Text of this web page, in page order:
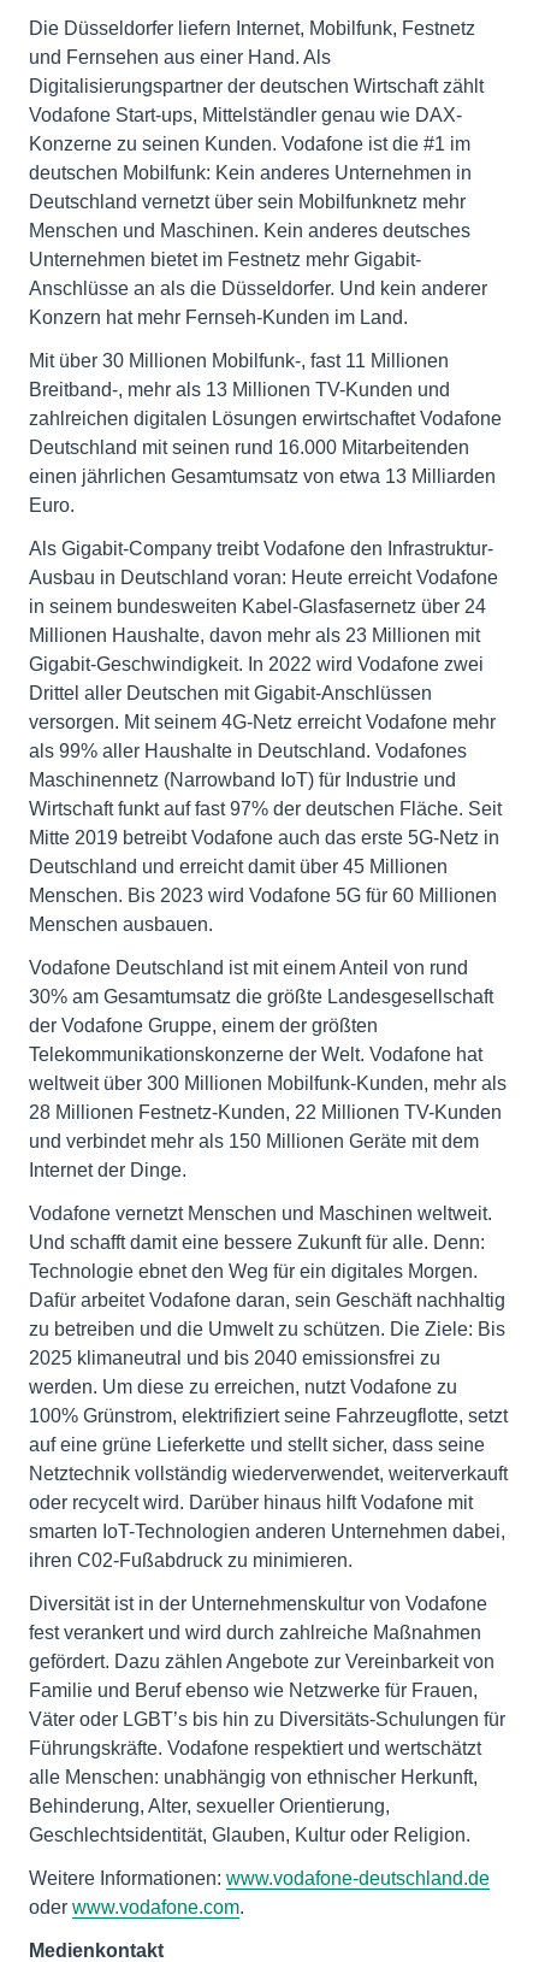
Die Düsseldorfer liefern Internet, Mobilfunk, Festnetz
und Fernsehen aus einer Hand. Als
Digitalisierungspartner der deutschen Wirtschaft zählt
Vodafone Start-ups, Mittelständler genau wie DAX-
Konzerne zu seinen Kunden. Vodafone ist die #1 im
deutschen Mobilfunk: Kein anderes Unternehmen in
Deutschland vernetzt über sein Mobilfunknetz mehr
Menschen und Maschinen. Kein anderes deutsches
Unternehmen bietet im Festnetz mehr Gigabit-
Anschlüsse an als die Düsseldorfer. Und kein anderer
Konzern hat mehr Fernseh-Kunden im Land.
Mit über 30 Millionen Mobilfunk-, fast 11 Millionen
Breitband-, mehr als 13 Millionen TV-Kunden und
zahlreichen digitalen Lösungen erwirtschaftet Vodafone
Deutschland mit seinen rund 16.000 Mitarbeitenden
einen jährlichen Gesamtumsatz von etwa 13 Milliarden
Euro.
Als Gigabit-Company treibt Vodafone den Infrastruktur-
Ausbau in Deutschland voran: Heute erreicht Vodafone
in seinem bundesweiten Kabel-Glasfasernetz über 24
Millionen Haushalte, davon mehr als 23 Millionen mit
Gigabit-Geschwindigkeit. In 2022 wird Vodafone zwei
Drittel aller Deutschen mit Gigabit-Anschlüssen
versorgen. Mit seinem 4G-Netz erreicht Vodafone mehr
als 99% aller Haushalte in Deutschland. Vodafones
Maschinennetz (Narrowband IoT) für Industrie und
Wirtschaft funkt auf fast 97% der deutschen Fläche. Seit
Mitte 2019 betreibt Vodafone auch das erste 5G-Netz in
Deutschland und erreicht damit über 45 Millionen
Menschen. Bis 2023 wird Vodafone 5G für 60 Millionen
Menschen ausbauen.
Vodafone Deutschland ist mit einem Anteil von rund
30% am Gesamtumsatz die größte Landesgesellschaft
der Vodafone Gruppe, einem der größten
Telekommunikationskonzerne der Welt. Vodafone hat
weltweit über 300 Millionen Mobilfunk-Kunden, mehr als
28 Millionen Festnetz-Kunden, 22 Millionen TV-Kunden
und verbindet mehr als 150 Millionen Geräte mit dem
Internet der Dinge.
Vodafone vernetzt Menschen und Maschinen weltweit.
Und schafft damit eine bessere Zukunft für alle. Denn:
Technologie ebnet den Weg für ein digitales Morgen.
Dafür arbeitet Vodafone daran, sein Geschäft nachhaltig
zu betreiben und die Umwelt zu schützen. Die Ziele: Bis
2025 klimaneutral und bis 2040 emissionsfrei zu
werden. Um diese zu erreichen, nutzt Vodafone zu
100% Grünstrom, elektrifiziert seine Fahrzeugflotte, setzt
auf eine grüne Lieferkette und stellt sicher, dass seine
Netztechnik vollständig wiederverwendet, weiterverkauft
oder recycelt wird. Darüber hinaus hilft Vodafone mit
smarten IoT-Technologien anderen Unternehmen dabei,
ihren C02-Fußabdruck zu minimieren.
Diversität ist in der Unternehmenskultur von Vodafone
fest verankert und wird durch zahlreiche Maßnahmen
gefördert. Dazu zählen Angebote zur Vereinbarkeit von
Familie und Beruf ebenso wie Netzwerke für Frauen,
Väter oder LGBT’s bis hin zu Diversitäts-Schulungen für
Führungskräfte. Vodafone respektiert und wertschätzt
alle Menschen: unabhängig von ethnischer Herkunft,
Behinderung, Alter, sexueller Orientierung,
Geschlechtsidentität, Glauben, Kultur oder Religion.
Weitere Informationen: www.vodafone-deutschland.de
oder www.vodafone.com.
Medienkontakt